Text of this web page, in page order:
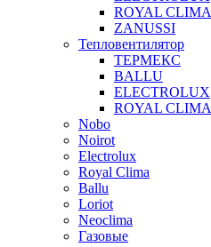
ROYAL CLIMA
ZANUSSI
Тепловентилятор
ТЕРМЕКС
BALLU
ELECTROLUX
ROYAL CLIMA
Nobo
Noirot
Electrolux
Royal Clima
Ballu
Loriot
Neoclima
Газовые